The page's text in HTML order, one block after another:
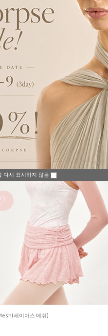
세이어스 메쉬)
다시 표시하지 않음
다시 표시하지 않음
다시 표시하지 않음